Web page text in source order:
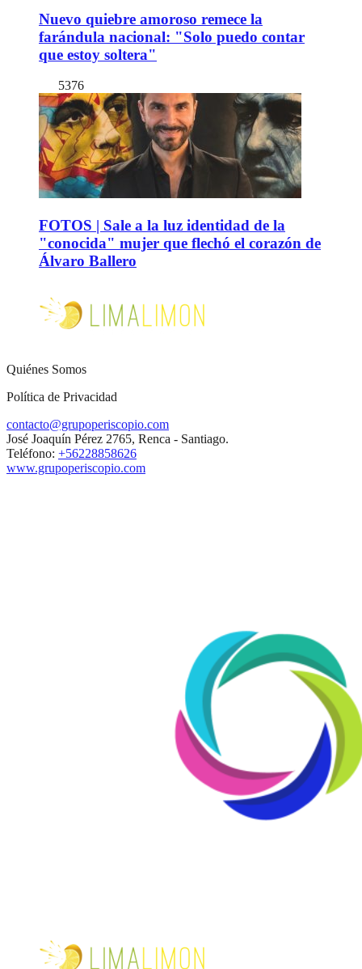
Nuevo quiebre amoroso remece la
farándula nacional: "Solo puedo contar
que estoy soltera"
5376
FOTOS | Sale a la luz identidad de la
"conocida" mujer que flechó el corazón de
Álvaro Ballero
Quiénes Somos
Política de Privacidad
contacto@grupoperiscopio.com
José Joaquín Pérez 2765, Renca - Santiago.
Teléfono: +56228858626
www.grupoperiscopio.com